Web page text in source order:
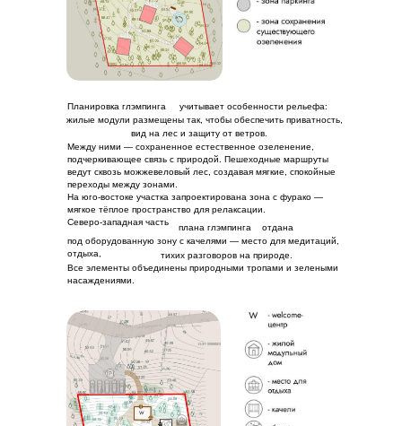
Между ними — сохраненное естественное озеленение,
подчеркивающее связь с природой. Пешеходные маршруты
ведут сквозь можжевеловый лес, создавая мягкие, спокойные
переходы между зонами.
На юго-востоке участка запроектирована зона с фурако —
мягкое тёплое пространство для релаксации.
Северо-западная часть
тихих разговоров на природе.
плана глэмпинга
Все элементы объединены природными тропами и зелеными
насаждениями.
под оборудованную зону с качелями — место для медитаций,
отдыха,
отдана
вид на лес и защиту от ветров.
учитывает особенности рельефа:
жилые модули размещены так, чтобы обеспечить приватность,
Планировка глэмпинга